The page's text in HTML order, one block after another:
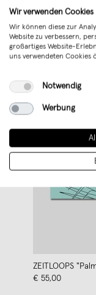
ZEITLOOPS
€ 55,00
Wir verwenden Cookies
Wir können diese zur
Website zu verbessern,
großartiges Website-
uns verwendeten Cookies
Notwendig
Werbung